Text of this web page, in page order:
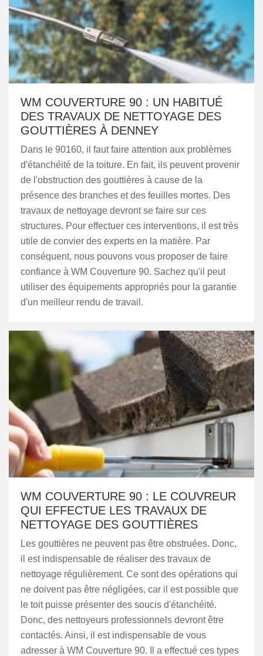
WM COUVERTURE 90 : UN HABITUÉ
DES TRAVAUX DE NETTOYAGE DES
GOUTTIÈRES À DENNEY
Dans le 90160, il faut faire attention aux problèmes
d'étanchéité de la toiture. En fait, ils peuvent provenir
de l'obstruction des gouttières à cause de la
présence des branches et des feuilles mortes. Des
travaux de nettoyage devront se faire sur ces
structures. Pour effectuer ces interventions, il est très
utile de convier des experts en la matière. Par
conséquent, nous pouvons vous proposer de faire
confiance à WM Couverture 90. Sachez qu'il peut
utiliser des équipements appropriés pour la garantie
d'un meilleur rendu de travail.
WM COUVERTURE 90 : LE COUVREUR
QUI EFFECTUE LES TRAVAUX DE
NETTOYAGE DES GOUTTIÈRES
Les gouttières ne peuvent pas être obstruées. Donc,
il est indispensable de réaliser des travaux de
nettoyage régulièrement. Ce sont des opérations qui
ne doivent pas être négligées, car il est possible que
le toit puisse présenter des soucis d'étanchéité.
Donc, des nettoyeurs professionnels devront être
contactés. Ainsi, il est indispensable de vous
adresser à WM Couverture 90. Il a effectué ces types